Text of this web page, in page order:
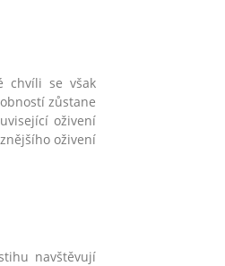
chvíli se však
zůstane
oživení
oživení
navštěvují